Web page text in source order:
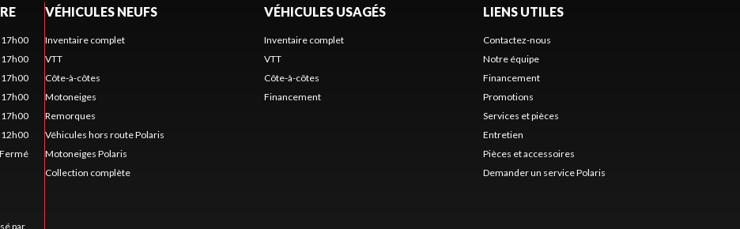
Fermé
par
VÉHICULES NEUFS
Inventaire complet
VTT
Côte-à-côtes
Motoneiges
Remorques
Véhicules hors route Polaris
Motoneiges Polaris
Collection complète
VÉHICULES USAGÉS
Inventaire complet
VTT
Côte-à-côtes
Financement
LIENS UTILES
Contactez-nous
Notre équipe
Financement
Promotions
Services et pièces
Entretien
Pièces et accessoires
Demander un service Polaris